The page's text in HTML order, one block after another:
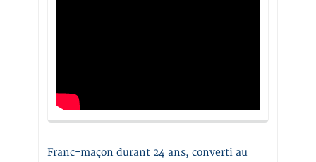
Franc-maçon durant 24 ans, converti au